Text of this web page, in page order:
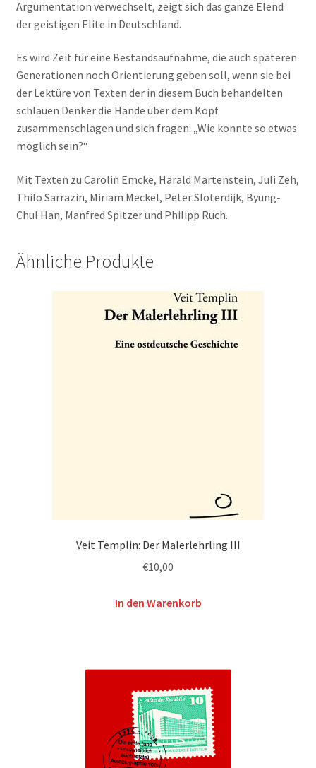
Argumentation verwechselt, zeigt sich das ganze Elend
der geistigen Elite in Deutschland.
Es wird Zeit für eine Bestandsaufnahme, die auch späteren
Generationen noch Orientierung geben soll, wenn sie bei
der Lektüre von Texten der in diesem Buch behandelten
schlauen Denker die Hände über dem Kopf
zusammenschlagen und sich fragen: „Wie konnte so etwas
möglich sein?“
Mit Texten zu Carolin Emcke, Harald Martenstein, Juli Zeh,
Thilo Sarrazin, Miriam Meckel, Peter Sloterdijk, Byung-
Chul Han, Manfred Spitzer und Philipp Ruch.
Ähnliche Produkte
Veit Templin: Der Malerlehrling III
€10,00
In den Warenkorb